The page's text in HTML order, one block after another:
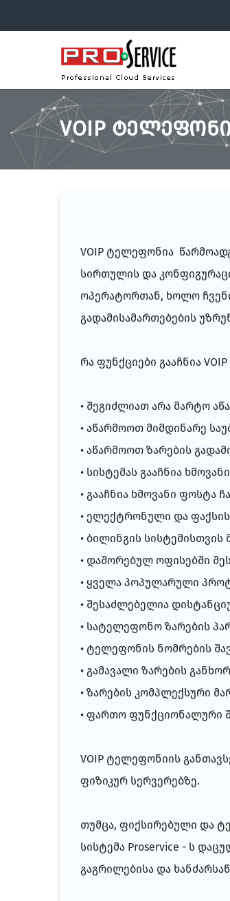
VOIP
VOIP ტელეფონია
სირთულის და
ოპერატორთან, ხოლო
გადამისამართებების
რა ფუნქციები გააჩნია
• შეგიძლიათ არა მარტო
• აწარმოოთ მიმდინარე
• აწარმოოთ ზარების
• სისტემას გააჩნია
• გააჩნია ხმოვანი ფოსტა
• ელექტრონული და
• ბილინგის სისტემისთვის
• დაშორებულ ოფისებში
• ყველა პოპულარული
• შესაძლებელია
• სატელეფონო ზარების
• ტელეფონის ნომრების
• გამავალი ზარების
• ზარების კომპლექსური
• ფართო ფუნქციონალური
VOIP ტელეფონიის
ფიზიკურ სერვერებზე.
თუმცა, ფიქსირებული და
სისტემა Proservice - ს
გაგრილებისა და